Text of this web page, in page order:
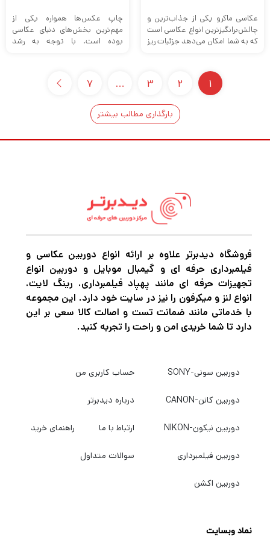
عکاسی ماکرو یکی از جذاب‌ترین و
چالش‌برانگیزترین انواع عکاسی است
که به شما امکان می‌دهد جزئیات ریز
چاپ عکس‌ها همواره یکی از
مهم‌ترین بخش‌های دنیای عکاسی
بوده است. با توجه به رشد
1
2
3
…
7
بارگذاری مطالب بیشتر
فروشگاه دیدبرتر علاوه بر ارائه انواع دوربین عکاسی و
فیلمبرداری حرفه ای و گیمبال موبایل و دوربین انواع
تجهیزات حرفه ای مانند پهپاد فیلمبرداری، رینگ لایت،
انواع لنز و میکرفون را نیز در سایت خود دارد. این مجموعه
با خدماتی مانند ضمانت تست و اصالت کالا سعی بر این
دارد تا شما خریدی امن و راحت را تجربه کنید.
دوربین سونی-SONY
دوربین کانن-CANON
دوربین نیکون-NIKON
دوربین فیلمبرداری
دوربین اکشن
حساب کاربری من
درباره دیدبرتر
ارتباط با ما راهنمای خرید
سوالات متداول
نماد وبسایت